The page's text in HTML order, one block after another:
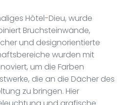
Hôtel-Dieu, wurde
Bruchsteinwände,
und designorientierte
wurden mit
um die Farben
die an die Dächer des
zu bringen. Hier